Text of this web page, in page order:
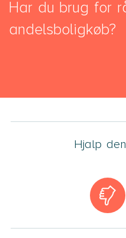
Har du brug for
andelsboligkøb?
Hjalp